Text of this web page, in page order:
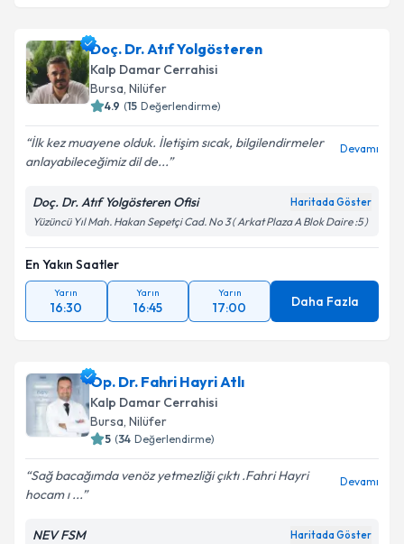
Doç. Dr. Atıf Yolgösteren
Kalp Damar Cerrahisi
Bursa, Nilüfer
4.9 (15 Değerlendirme)
İlk kez muayene olduk. İletişim sıcak, bilgilendirmeler
anlayabileceğimiz dil de...
Devamı
Doç. Dr. Atıf Yolgösteren Ofisi Haritada Göster
Yüzüncü Yıl Mah. Hakan Sepetçi Cad. No 3 ( Arkat Plaza A Blok Daire :5 )
En Yakın Saatler
Yarın
16:30
Yarın
16:45
Yarın
17:00 Daha Fazla
Op. Dr. Fahri Hayri Atlı
Kalp Damar Cerrahisi
Bursa, Nilüfer
5 (34 Değerlendirme)
Sağ bacağımda venöz yetmezliği çıktı .Fahri Hayri
hocam ı ...
Devamı
NEV FSM Haritada Göster